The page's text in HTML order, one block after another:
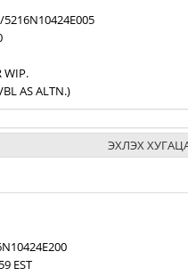
WIP.
AS ALTN.)
ЭХЛЭХ
EST